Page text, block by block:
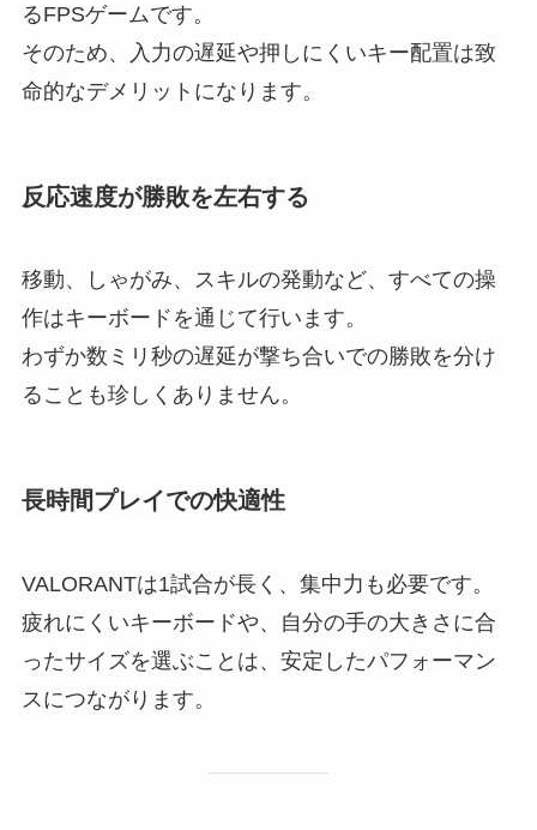
るFPSゲームです。
そのため、入力の遅延や押しにくいキー配置は致
命的なデメリットになります。
反応速度が勝敗を左右する
移動、しゃがみ、スキルの発動など、すべての操
作はキーボードを通じて行います。
わずか数ミリ秒の遅延が撃ち合いでの勝敗を分け
ることも珍しくありません。
長時間プレイでの快適性
VALORANTは1試合が長く、集中力も必要です。
疲れにくいキーボードや、自分の手の大きさに合
ったサイズを選ぶことは、安定したパフォーマン
スにつながります。